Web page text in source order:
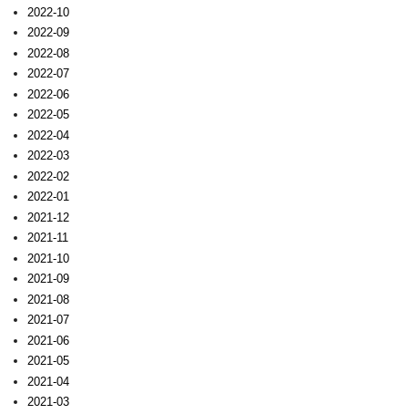
2022-10
2022-09
2022-08
2022-07
2022-06
2022-05
2022-04
2022-03
2022-02
2022-01
2021-12
2021-11
2021-10
2021-09
2021-08
2021-07
2021-06
2021-05
2021-04
2021-03